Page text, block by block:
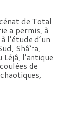
de Total
a permis, à
l’étude d’un
Shâ‘ra,
l’antique
de